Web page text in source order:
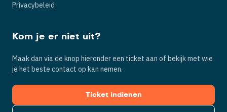
Privacybeleid
Kom je er niet uit?
Maak dan via de knop hieronder een ticket aan of bekijk met wie
je het beste contact op kan nemen.
Ticket indienen